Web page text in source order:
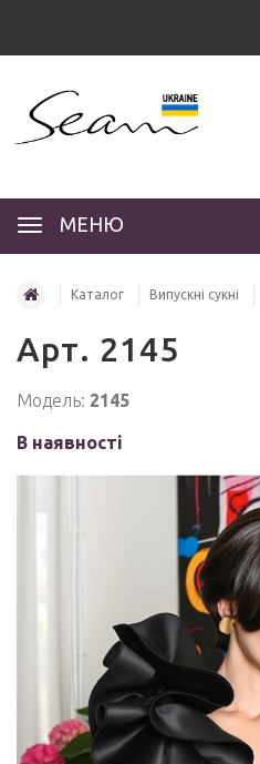
МЕНЮ
Каталог Випускні сукні
Арт. 2145
Модель: 2145
В наявності